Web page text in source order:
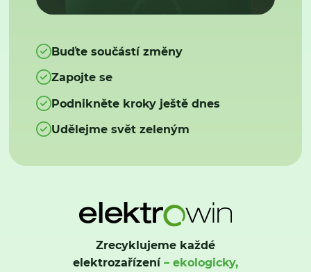
Buďte součástí změny
Zapojte se
Podnikněte kroky ještě dnes
Udělejme svět zeleným
Zrecyklujeme každé
elektrozařízení– ekologicky,